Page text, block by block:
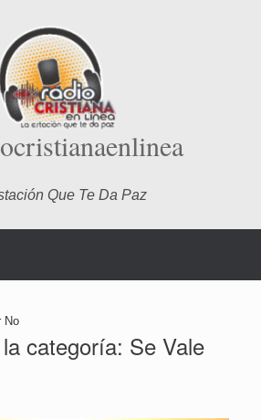
Que Te Da Paz
No
categoría: Se Vale